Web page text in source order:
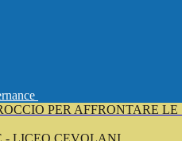
PER AFFRONTARE